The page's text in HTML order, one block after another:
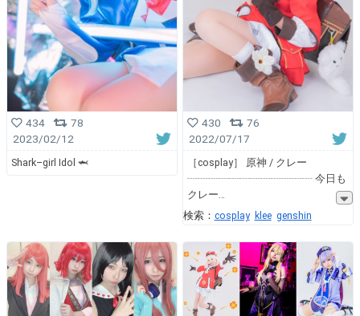
434
78
2023/02/12
Shark–girl Idol 🦈
430
76
2022/07/17
［cosplay］ 原神 / クレー
┈┈┈┈┈┈┈┈┈┈┈┈ 今日も
クレー
検索： cosplay klee genshin